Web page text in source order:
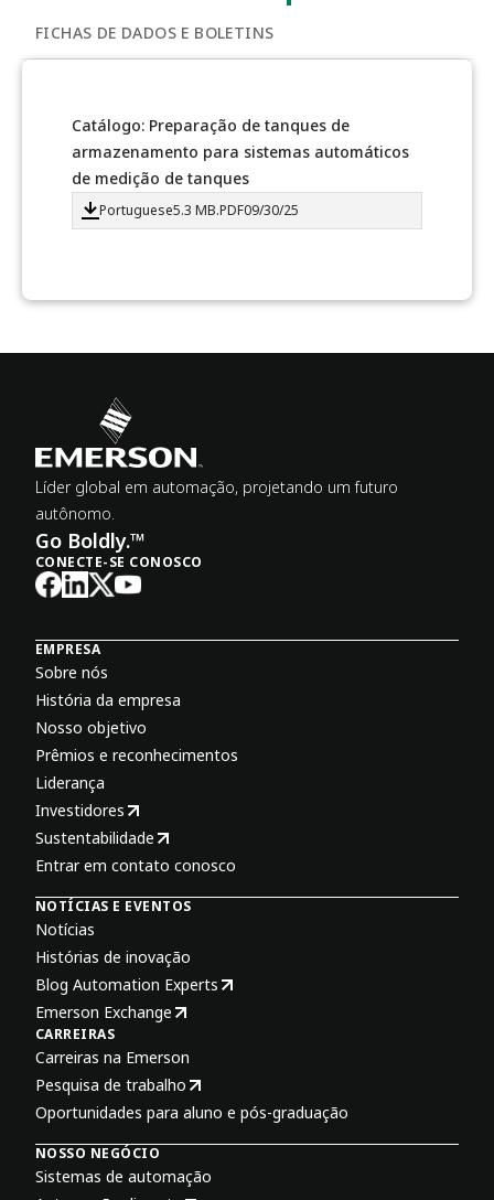
FICHAS DE DADOS E BOLETINS
Catálogo: Preparação de tanques de
armazenamento para sistemas automáticos
de medição de tanques
Portuguese5.3 MB.PDF09/30/25
Líder global em automação, projetando um futuro
autônomo.
Go Boldly.™
CONECTE-SE CONOSCO
EMPRESA
Sobre nós
História da empresa
Nosso objetivo
Prêmios e reconhecimentos
Liderança
Investidores
Sustentabilidade
Entrar em contato conosco
NOTÍCIAS E EVENTOS
Notícias
Histórias de inovação
Blog Automation Experts
Emerson Exchange
CARREIRAS
Carreiras na Emerson
Pesquisa de trabalho
Oportunidades para aluno e pós-graduação
NOSSO NEGÓCIO
Sistemas de automação